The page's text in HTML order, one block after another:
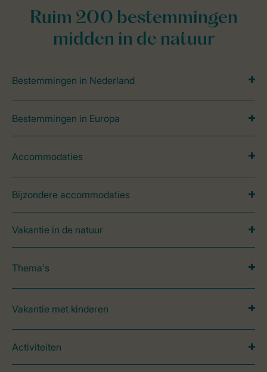
Ruim 200 bestemmingen
midden in de natuur
Bestemmingen in Nederland
Bestemmingen in Europa
Accommodaties
Bijzondere accommodaties
Vakantie in de natuur
Thema's
Vakantie met kinderen
Activiteiten